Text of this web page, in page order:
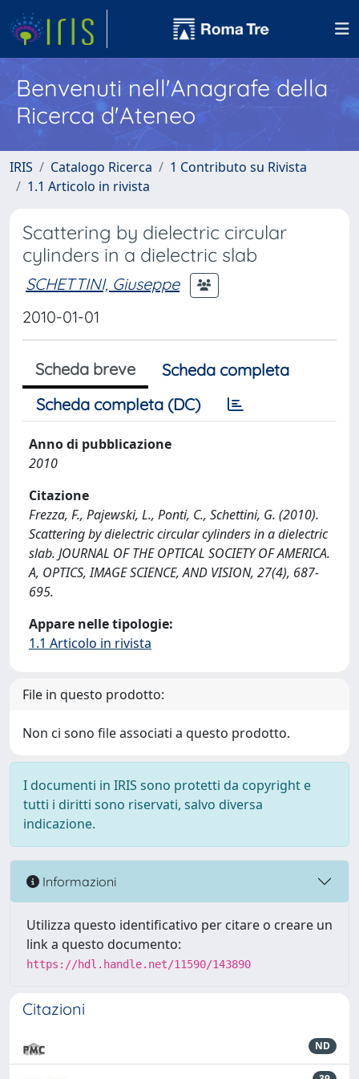
Benvenuti nell'Anagrafe della
Ricerca d'Ateneo
IRIS Catalogo Ricerca
1 Contributo su Rivista
1.1 Articolo in rivista
Scattering by dielectric circular
cylinders in a dielectric slab
SCHETTINI, Giuseppe
2010-01-01
Scheda breve
Scheda completa
Scheda completa (DC)
Anno di pubblicazione
2010
Citazione
Frezza, F., Pajewski, L., Ponti, C., Schettini, G. (2010).
Scattering by dielectric circular cylinders in a dielectric
slab. JOURNAL OF THE OPTICAL SOCIETY OF AMERICA.
A, OPTICS, IMAGE SCIENCE, AND VISION, 27(4), 687-
695.
Appare nelle tipologie:
1.1 Articolo in rivista
File in questo prodotto:
Non ci sono file associati a questo prodotto.
I documenti in IRIS sono protetti da copyright e
tutti i diritti sono riservati, salvo diversa
indicazione.
Informazioni
Utilizza questo identificativo per citare o creare un
link a questo documento:
https://hdl.handle.net/11590/143890
Citazioni
ND